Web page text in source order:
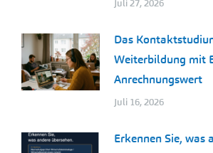
Juli 27, 2026
Das
Weiterbildung mit
Anrechnungswert
Juli 16, 2026
Erkennen Sie, was